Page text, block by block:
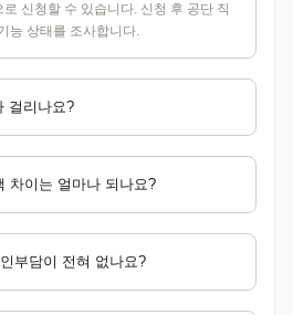
신청할 수 있습니다. 신청 후 공단 직
능 상태를 조사합니다.
걸리나요?
차이는 얼마나 되나요?
부담이 전혀 없나요?